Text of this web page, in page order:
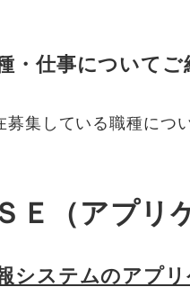
・仕事についてご
募集している職種につ
Ｅ（アプリ
システムのアプ